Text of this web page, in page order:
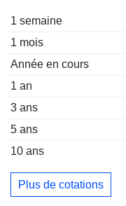
1 semaine
1 mois
Année en cours
1 an
3 ans
5 ans
10 ans
Plus de cotations